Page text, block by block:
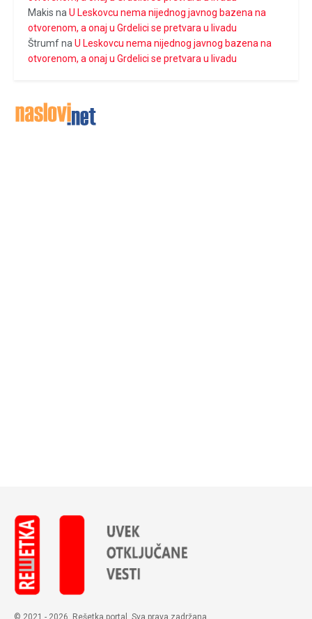
Makis na U Leskovcu nema nijednog javnog bazena na
otvorenom, a onaj u Grdelici se pretvara u livadu
Štrumfna U Leskovcu nema nijednog javnog bazena na
otvorenom, a onaj u Grdelici se pretvara u livadu
© 2021 - 2026. Rešetka portal. Sva prava zadržana.